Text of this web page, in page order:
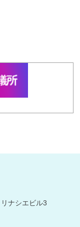
ナシエビル3